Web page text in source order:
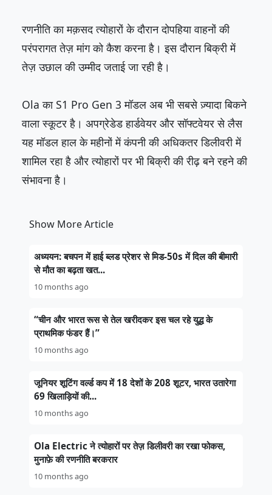
रणनीति का मक़सद त्योहारों के दौरान दोपहिया वाहनों की
परंपरागत तेज़ मांग को कैश करना है। इस दौरान बिक्री में
तेज़ उछाल की उम्मीद जताई जा रही है।
Ola का S1 Pro Gen 3 मॉडल अब भी सबसे ज़्यादा बिकने
वाला स्कूटर है। अपग्रेडेड हार्डवेयर और सॉफ्टवेयर से लैस
यह मॉडल हाल के महीनों में कंपनी की अधिकतर डिलीवरी में
शामिल रहा है और त्योहारों पर भी बिक्री की रीढ़ बने रहने की
संभावना है।
Show More Article
अध्ययन: बचपन में हाई ब्लड प्रेशर से मिड-50s में दिल की बीमारी
से मौत का बढ़ता खत...
10 months ago
“चीन और भारत रूस से तेल खरीदकर इस चल रहे युद्ध के
प्राथमिक फंडर हैं।”
10 months ago
जूनियर शूटिंग वर्ल्ड कप में 18 देशों के 208 शूटर, भारत उतारेगा
69 खिलाड़ियों की...
10 months ago
Ola Electric ने त्योहारों पर तेज़ डिलीवरी का रखा फोकस,
मुनाफ़े की रणनीति बरकरार
10 months ago